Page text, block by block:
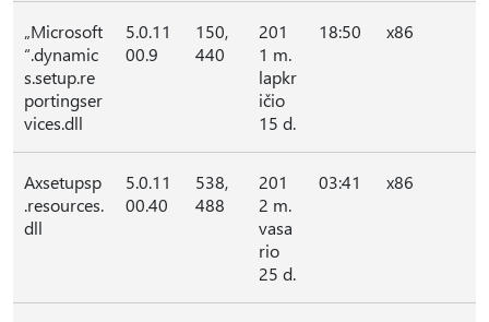
„Microsoft
“.dynamic
s.setup.re
portingser
vices.dll
5.0.11
00.9
150,
440
201
1 m.
lapkr
ičio
15 d.
18:50 x86
Axsetupsp
.resources.
dll
5.0.11
00.40
538,
488
201
2 m.
vasa
rio
25 d.
03:41 x86